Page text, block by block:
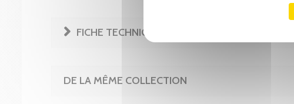
FICHE TECHNIQUE
DE LA MÊME COLLECTION